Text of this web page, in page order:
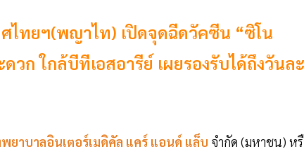
ไทยฯ(พญาไท) เปิดจุดฉีดวัคซีน “ซิโน
ก ใกล้บีทีเอสอารีย์ เผยรองรับได้ถึงวันละ
พยาบาลอินเตอร์เมดิคัล แคร์ แอนด์ แล็บ จำกัด (มหาชน) ห